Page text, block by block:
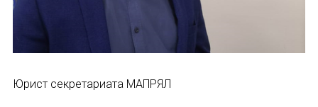
Медаль А. С. Пушкина
Оплата членских взносов МАПРЯЛ
МЕРОПРИЯТИЯ
Юрист секретариата МАПРЯЛ